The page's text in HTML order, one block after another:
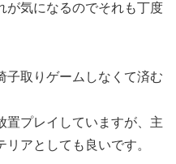
が気になるのでそれも丁度
子取りゲームしなくて済む
プレイしていますが、 主
リアとしても良いです。